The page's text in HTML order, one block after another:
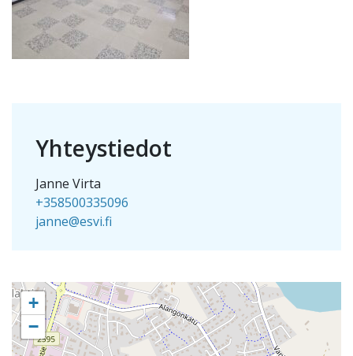
Yhteystiedot
Janne Virta
+358500335096
janne@esvi.fi
+
−